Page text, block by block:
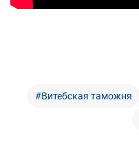
#Витебская таможня